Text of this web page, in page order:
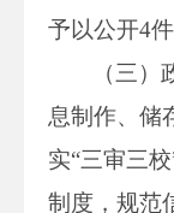
予以公开4件
（三
息制作、储
实“三审三
制度，规范